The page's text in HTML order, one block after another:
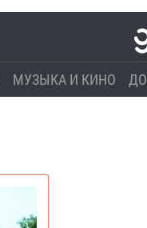
МУЗЫКА И КИНО